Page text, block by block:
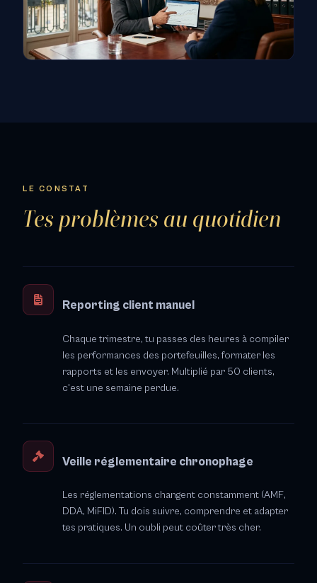
LE CONSTAT
Tes problèmes au quotidien
Reporting client manuel
Chaque trimestre, tu passes des heures à compiler
les performances des portefeuilles, formater les
rapports et les envoyer. Multiplié par 50 clients,
c'est une semaine perdue.
Veille réglementaire chronophage
Les réglementations changent constamment (AMF,
DDA, MiFID). Tu dois suivre, comprendre et adapter
tes pratiques. Un oubli peut coûter très cher.